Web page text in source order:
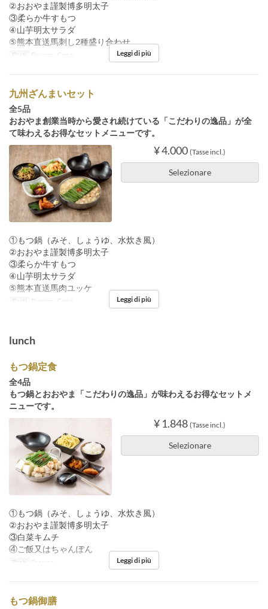
②おおやま謹製博多明太子
③柔らか牛すもつ
④山芋明太サラダ
⑤熊本直送馬刺し2種盛り合わせ
Pasti Pranzo, Cena Leggi di più
九州ざんまいセット
全5品
おおやま創業当時から愛され続けている「こだわりの逸品」が全
て味わえるお得なセットメニューです。
¥ 4.000 (Tasse incl.)
Selezionare
①もつ鍋（みそ、しょうゆ、水炊き風）
②おおやま謹製博多明太子
③柔らか牛すもつ
④山芋明太サラダ
⑤熊本直送馬肉ユッケ
Pasti Pranzo, Cena Leggi di più
lunch
もつ鍋定食
全4品
もつ鍋とおおやま「こだわりの逸品」が味わえるお得なセットメ
ニューです。
¥ 1.848 (Tasse incl.)
Selezionare
①もつ鍋（みそ、しょうゆ、水炊き風）
②おおやま謹製博多明太子
③白菜キムチ
④ご飯又はちゃんぽん
Pasti Pranzo Leggi di più
もつ鍋御膳